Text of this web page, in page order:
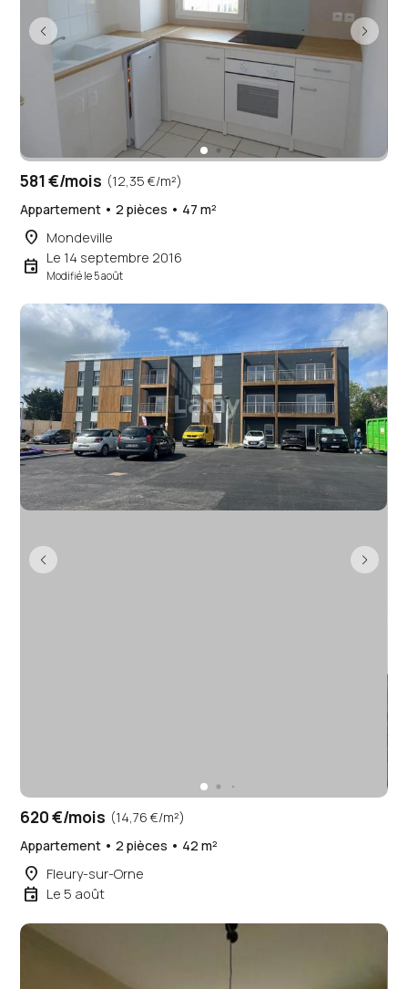
581 €/mois (12,35 €/m²)
Appartement • 2 pièces • 47 m²
place Mondeville
event Le 14 septembre 2016
Modifié le 5 août
620 €/mois (14,76 €/m²)
Appartement • 2 pièces • 42 m²
place Fleury-sur-Orne
event Le 5 août